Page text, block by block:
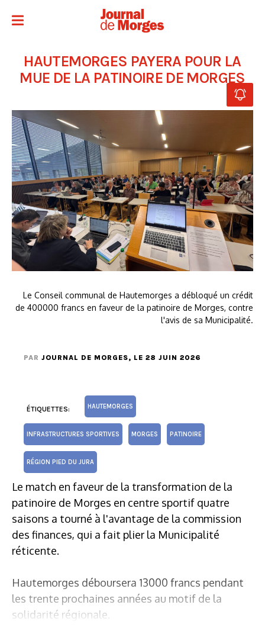
HAUTEMORGES PAYERA POUR LA
MUE DE LA PATINOIRE DE MORGES
Le Conseil communal de Hautemorges a débloqué un crédit
de 400000 francs en faveur de la patinoire de Morges, contre
l'avis de sa Municipalité.
PAR JOURNAL DE MORGES, LE 28 JUIN 2026
ÉTIQUETTES: HAUTEMORGES
INFRASTRUCTURES SPORTIVES MORGES PATINOIRE
RÉGION PIED DU JURA
Le match en faveur de la transformation de la
patinoire de Morges en centre sportif quatre
saisons a tourné à l'avantage de la commission
des finances, qui a fait plier la Municipalité
réticente.
Hautemorges déboursera 13000 francs pendant
les trente prochaines années au motif de la
solidarité régionale.